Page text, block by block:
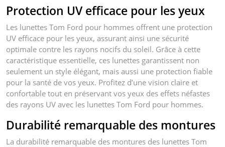
Protection UV efficace pour les yeux
Les lunettes Tom Ford pour hommes offrent une protection
UV efficace pour les yeux, assurant ainsi une sécurité
optimale contre les rayons nocifs du soleil. Grâce à cette
caractéristique essentielle, ces lunettes garantissent non
seulement un style élégant, mais aussi une protection fiable
pour la santé de vos yeux. Profitez d’une vision claire et
confortable tout en préservant vos yeux des effets néfastes
des rayons UV avec les lunettes Tom Ford pour hommes.
Durabilité remarquable des montures
La durabilité remarquable des montures des lunettes Tom